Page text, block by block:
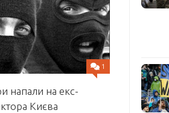
1
напали на екс-
Києва